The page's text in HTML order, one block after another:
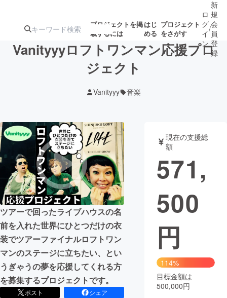
プロジェクトを掲
載するには
はじ
める
プロジェクト
をさがす
ジェクト
募集終了が近いプ
ロジェクト
アート・写真 音楽
テクノロジー・ガジェット ゲーム・サ
映像・映画
ビジネス・起業
まちづくり・地域活性化
CAMPFIRE for Social Good
CAMPFIRE Creation
CAMPFIREふるさと納税
コミュニティ
ロ
グ
イ
ン
/
新
規
会
員
登
録
Vanityyyロフトワンマン応援プロ
ジェクト
Vanityyy 音楽
ツアーで回ったライブハウスの名
前を入れた世界にひとつだけの衣
装でツアーファイナルロフトワン
マンのステージに立ちたい、とい
うぎゃうの夢を応援してくれる方
を募集するプロジェクトです。
ポスト
シェア
現在の支援総
額
571,
500
円
114%
目標金額は
500,000円